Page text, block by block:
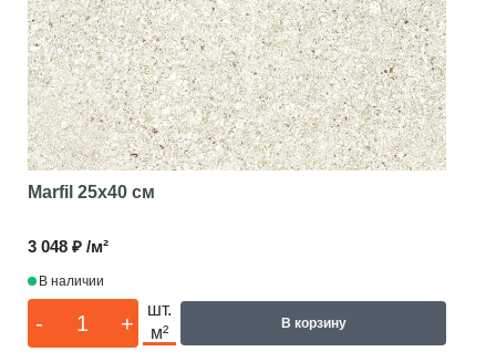
Marfil 25x40 см
3 048 ₽ /м²
В наличии
- +
шт.
м²
В корзину